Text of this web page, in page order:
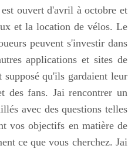
ouvert d'avril à octobre et
et la location de vélos. Le
peuvent s'investir dans
applications et sites de
qu'ils gardaient leur
des fans. Jai rencontrer un
avec des questions telles
vos objectifs en matière de
ce que vous cherchez. Jai